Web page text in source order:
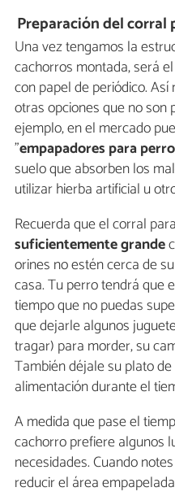
Preparación del corral
Una vez tengamos la
cachorros montada, será
con papel de periódico.
otras opciones que no son
ejemplo, en el mercado
"empapadores para
suelo que absorben los
utilizar hierba artificial u
Recuerda que el corral
suficientemente grande
orines no estén cerca de
casa. Tu perro tendrá que
tiempo que no puedas
que dejarle algunos
tragar) para morder, su
También déjale su plato
alimentación durante el
A medida que pase el
cachorro prefiere algunos
necesidades. Cuando
reducir el área